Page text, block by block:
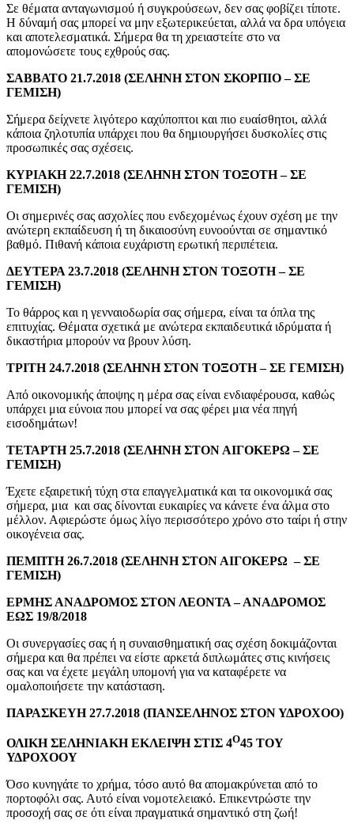
Σε θέματα ανταγωνισμού ή συγκρούσεων, δεν σας φοβίζει τίποτε.
Η δύναμή σας μπορεί να μην εξωτερικεύεται, αλλά να δρα υπόγεια
και αποτελεσματικά. Σήμερα θα τη χρειαστείτε στο να
απομονώσετε τους εχθρούς σας.
ΣΑΒΒΑΤΟ 21.7.2018 (ΣΕΛΗΝΗ ΣΤΟΝ ΣΚΟΡΠΙΟ – ΣΕ
ΓΕΜΙΣΗ)
Σήμερα δείχνετε λιγότερο καχύποπτοι και πιο ευαίσθητοι, αλλά
κάποια ζηλοτυπία υπάρχει που θα δημιουργήσει δυσκολίες στις
προσωπικές σας σχέσεις.
ΚΥΡΙΑΚΗ 22.7.2018 (ΣΕΛΗΝΗ ΣΤΟΝ ΤΟΞΟΤΗ – ΣΕ
ΓΕΜΙΣΗ)
Οι σημερινές σας ασχολίες που ενδεχομένως έχουν σχέση με την
ανώτερη εκπαίδευση ή τη δικαιοσύνη ευνοούνται σε σημαντικό
βαθμό. Πιθανή κάποια ευχάριστη ερωτική περιπέτεια.
ΔΕΥΤΕΡΑ 23.7.2018 (ΣΕΛΗΝΗ ΣΤΟΝ ΤΟΞΟΤΗ – ΣΕ
ΓΕΜΙΣΗ)
Το θάρρος και η γενναιοδωρία σας σήμερα, είναι τα όπλα της
επιτυχίας. Θέματα σχετικά με ανώτερα εκπαιδευτικά ιδρύματα ή
δικαστήρια μπορούν να βρουν λύση.
ΤΡΙΤΗ 24.7.2018 (ΣΕΛΗΝΗ ΣΤΟΝ ΤΟΞΟΤΗ – ΣΕ ΓΕΜΙΣΗ)
Από οικονομικής άποψης η μέρα σας είναι ενδιαφέρουσα, καθώς
υπάρχει μια εύνοια που μπορεί να σας φέρει μια νέα πηγή
εισοδημάτων!
ΤΕΤΑΡΤΗ 25.7.2018 (ΣΕΛΗΝΗ ΣΤΟΝ ΑΙΓΟΚΕΡΩ – ΣΕ
ΓΕΜΙΣΗ)
Έχετε εξαιρετική τύχη στα επαγγελματικά και τα οικονομικά σας
σήμερα, μια και σας δίνονται ευκαιρίες να κάνετε ένα άλμα στο
μέλλον. Αφιερώστε όμως λίγο περισσότερο χρόνο στο ταίρι ή στην
οικογένεια σας.
ΠΕΜΠΤΗ 26.7.2018 (ΣΕΛΗΝΗ ΣΤΟΝ ΑΙΓΟΚΕΡΩ – ΣΕ
ΓΕΜΙΣΗ)
ΕΡΜΗΣ ΑΝΑΔΡΟΜΟΣ ΣΤΟΝ ΛΕΟΝΤΑ – ΑΝΑΔΡΟΜΟΣ
ΕΩΣ 19/8/2018
Οι συνεργασίες σας ή η συναισθηματική σας σχέση δοκιμάζονται
σήμερα και θα πρέπει να είστε αρκετά διπλωμάτες στις κινήσεις
σας και να έχετε μεγάλη υπομονή για να καταφέρετε να
ομαλοποιήσετε την κατάσταση.
ΠΑΡΑΣΚΕΥΗ 27.7.2018 (ΠΑΝΣΕΛΗΝΟΣ ΣΤΟΝ ΥΔΡΟΧΟΟ)
ΟΛΙΚΗ ΣΕΛΗΝΙΑΚΗ ΕΚΛΕΙΨΗ ΣΤΙΣ 4Ο45 ΤΟΥ
ΥΔΡΟΧΟΟΥ
Όσο κυνηγάτε το χρήμα, τόσο αυτό θα απομακρύνεται από το
πορτοφόλι σας. Αυτό είναι νομοτελειακό. Επικεντρώστε την
προσοχή σας σε ότι είναι πραγματικά σημαντικό στη ζωή!